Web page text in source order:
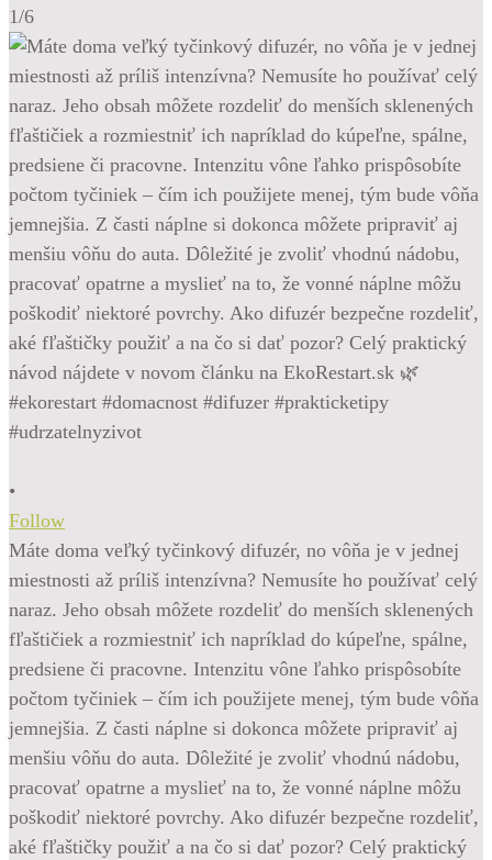
1/6
•
Follow
Máte doma veľký tyčinkový difuzér, no vôňa je v jednej
miestnosti až príliš intenzívna? Nemusíte ho používať celý
naraz. Jeho obsah môžete rozdeliť do menších sklenených
fľaštičiek a rozmiestniť ich napríklad do kúpeľne, spálne,
predsiene či pracovne. Intenzitu vône ľahko prispôsobíte
počtom tyčiniek – čím ich použijete menej, tým bude vôňa
jemnejšia. Z časti náplne si dokonca môžete pripraviť aj
menšiu vôňu do auta. Dôležité je zvoliť vhodnú nádobu,
pracovať opatrne a myslieť na to, že vonné náplne môžu
poškodiť niektoré povrchy. Ako difuzér bezpečne rozdeliť,
aké fľaštičky použiť a na čo si dať pozor? Celý praktický